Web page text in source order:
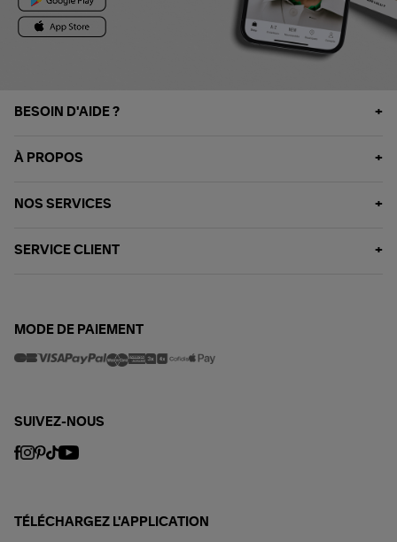
BESOIN D'AIDE ?
À PROPOS
NOS SERVICES
SERVICE CLIENT
MODE DE PAIEMENT
SUIVEZ-NOUS
TÉLÉCHARGEZ L'APPLICATION